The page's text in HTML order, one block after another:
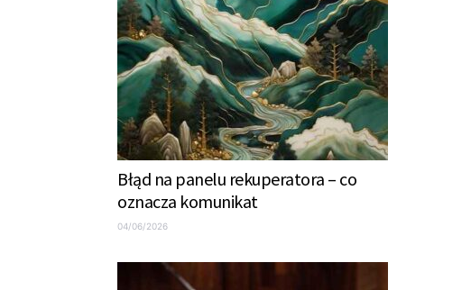
Błąd na panelu rekuperatora – co
oznacza komunikat
04/06/2026